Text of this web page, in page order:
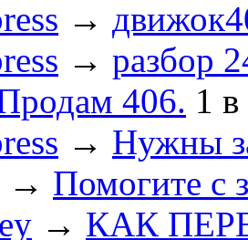
→
→ разбор
406. 1 в
→ Нужны
→ Помогите с
→ КАК